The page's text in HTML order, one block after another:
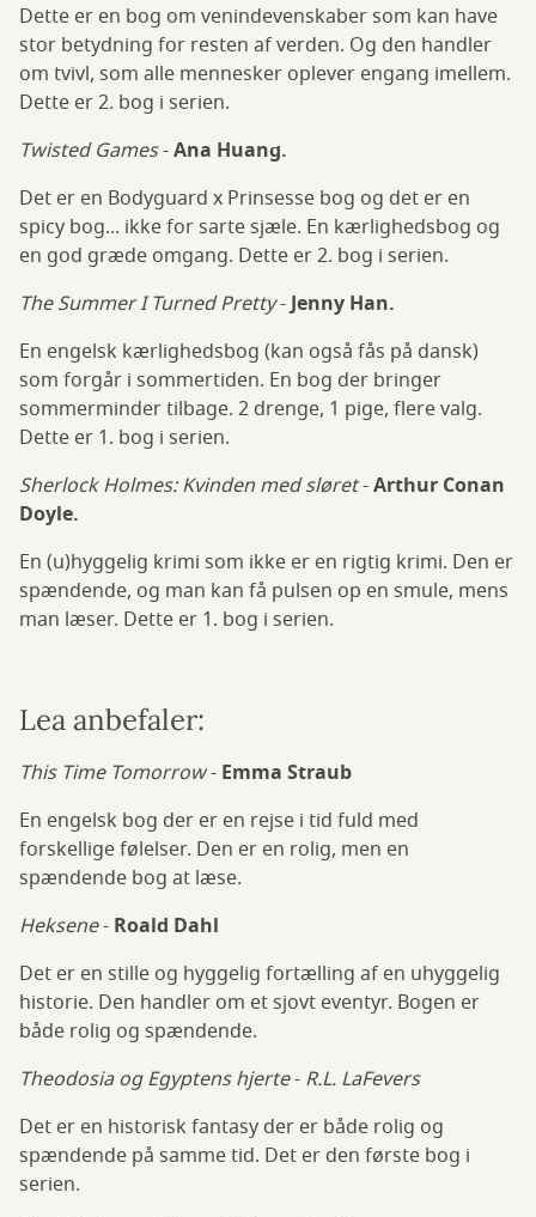
Dette er en bog om venindevenskaber som kan have
stor betydning for resten af verden. Og den handler
om tvivl, som alle mennesker oplever engang imellem.
Dette er 2. bog i serien.
Twisted Games-Ana Huang.
Det er en Bodyguard x Prinsesse bog og det er en
spicy bog... ikke for sarte sjæle. En kærlighedsbog og
en god græde omgang. Dette er 2. bog i serien.
The Summer I Turned Pretty-Jenny Han.
En engelsk kærlighedsbog (kan også fås på dansk)
som forgår i sommertiden. En bog der bringer
sommerminder tilbage. 2 drenge, 1 pige, flere valg.
Dette er 1. bog i serien.
Sherlock Holmes: Kvinden med sløret-Arthur Conan
Doyle.
En (u)hyggelig krimi som ikke er en rigtig krimi. Den er
spændende, og man kan få pulsen op en smule, mens
man læser. Dette er 1. bog i serien.
Lea anbefaler:
This Time Tomorrow- Emma Straub
En engelsk bog der er en rejse i tid fuld med
forskellige følelser. Den er en rolig, men en
spændende bog at læse.
Heksene- Roald Dahl
Det er en stille og hyggelig fortælling af en uhyggelig
historie. Den handler om et sjovt eventyr. Bogen er
både rolig og spændende.
Theodosia og Egyptens hjerte- R.L. LaFevers
Det er en historisk fantasy der er både rolig og
spændende på samme tid. Det er den første bog i
serien.